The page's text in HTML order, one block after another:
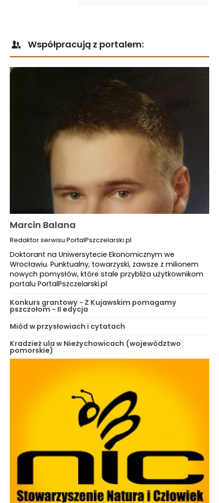
Współpracują z portalem:
Marcin Balana
Redaktor serwisu PortalPszczelarski.pl
Doktorant na Uniwersytecie Ekonomicznym we
Wrocławiu. Punktualny, towarzyski, zawsze z milionem
nowych pomysłów, które stale przybliża użytkownikom
portalu PortalPszczelarski.pl
Konkurs grantowy - Z Kujawskim pomagamy
pszczołom - II edycja
Miód w przysłowiach i cytatach
Kradzież ula w Nieżychowicach (województwo
pomorskie)